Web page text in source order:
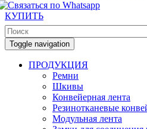
КУПИТЬ
Toggle navigation
ПРОДУКЦИЯ
Ремни
Шкивы
Конвейерная лента
Резинотканевые
Модульная лента